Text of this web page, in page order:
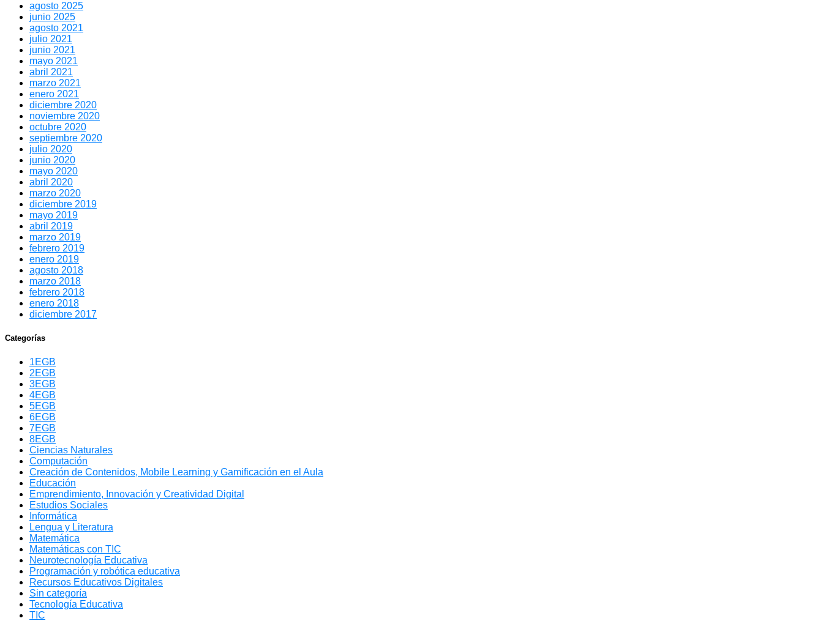
agosto 2025
junio 2025
agosto 2021
julio 2021
junio 2021
mayo 2021
abril 2021
marzo 2021
enero 2021
diciembre 2020
noviembre 2020
octubre 2020
septiembre 2020
julio 2020
junio 2020
mayo 2020
abril 2020
marzo 2020
diciembre 2019
mayo 2019
abril 2019
marzo 2019
febrero 2019
enero 2019
agosto 2018
marzo 2018
febrero 2018
enero 2018
diciembre 2017
Categorías
1EGB
2EGB
3EGB
4EGB
5EGB
6EGB
7EGB
8EGB
Ciencias Naturales
Computación
Creación de Contenidos, Mobile Learning y Gamificación en el Aula
Educación
Emprendimiento, Innovación y Creatividad Digital
Estudios Sociales
Informática
Lengua y Literatura
Matemática
Matemáticas con TIC
Neurotecnología Educativa
Programación y robótica educativa
Recursos Educativos Digitales
Sin categoría
Tecnología Educativa
TIC